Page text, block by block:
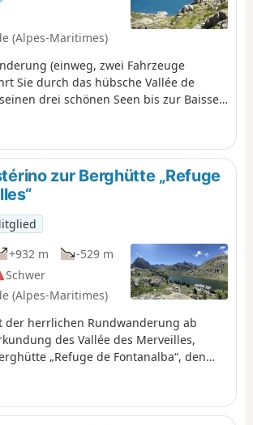
(Alpes-Maritimes)
(einweg, zwei Fahrzeuge
Sie durch das hübsche Vallée de
drei schönen Seen bis zur Baisse
etwas schwindelerregenden Weg
Bégo aufsteigen, in einer Gegend,
Steinböcke beobachten kann.
ein sehr langer Abstieg zu den Seen
Refuge des Merveilles und dann
de la Minière zum Lac des Mesches.
zur Berghütte „Refuge
+932 m
-529 m
Schwer
(Alpes-Maritimes)
der herrlichen Rundwanderung ab
des Vallée des Merveilles,
„Refuge de Fontanalba“, den
„Refuge des Merveilles“.